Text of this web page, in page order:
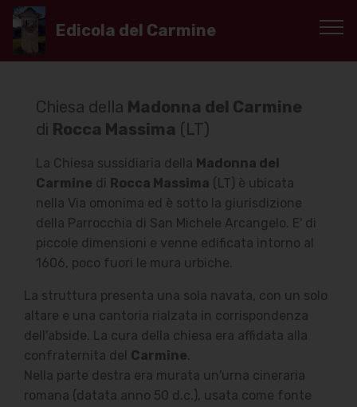
Edicola del Carmine
Chiesa della Madonna del Carmine
di Rocca Massima (LT)
La Chiesa sussidiaria della Madonna del
Carmine di Rocca Massima (LT) è ubicata
nella Via omonima ed è sotto la giurisdizione
della Parrocchia di San Michele Arcangelo. E' di
piccole dimensioni e venne edificata intorno al
1606, poco fuori le mura urbiche.
La struttura presenta una sola navata, con un solo
altare e una cantoria rialzata in corrispondenza
dell'abside. La cura della chiesa era affidata alla
confraternita del Carmine.
Nella parte destra era murata un'urna cineraria
romana (datata anno 50 d.c.), usata come fonte